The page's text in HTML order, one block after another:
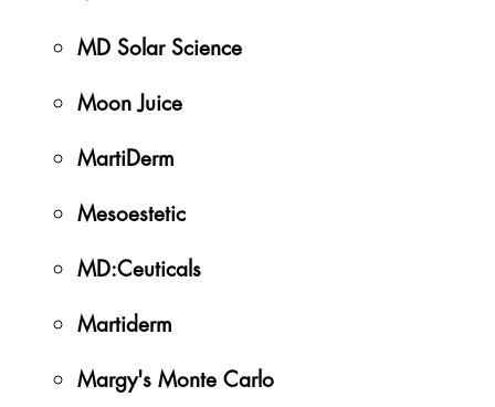
MD Solar Science
Moon Juice
MartiDerm
Mesoestetic
MD:Ceuticals
Martiderm
Margy's Monte Carlo